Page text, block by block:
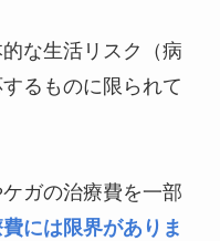
な生活リスク（病
るものに限られて
ガの治療費を一部
には限界がありま